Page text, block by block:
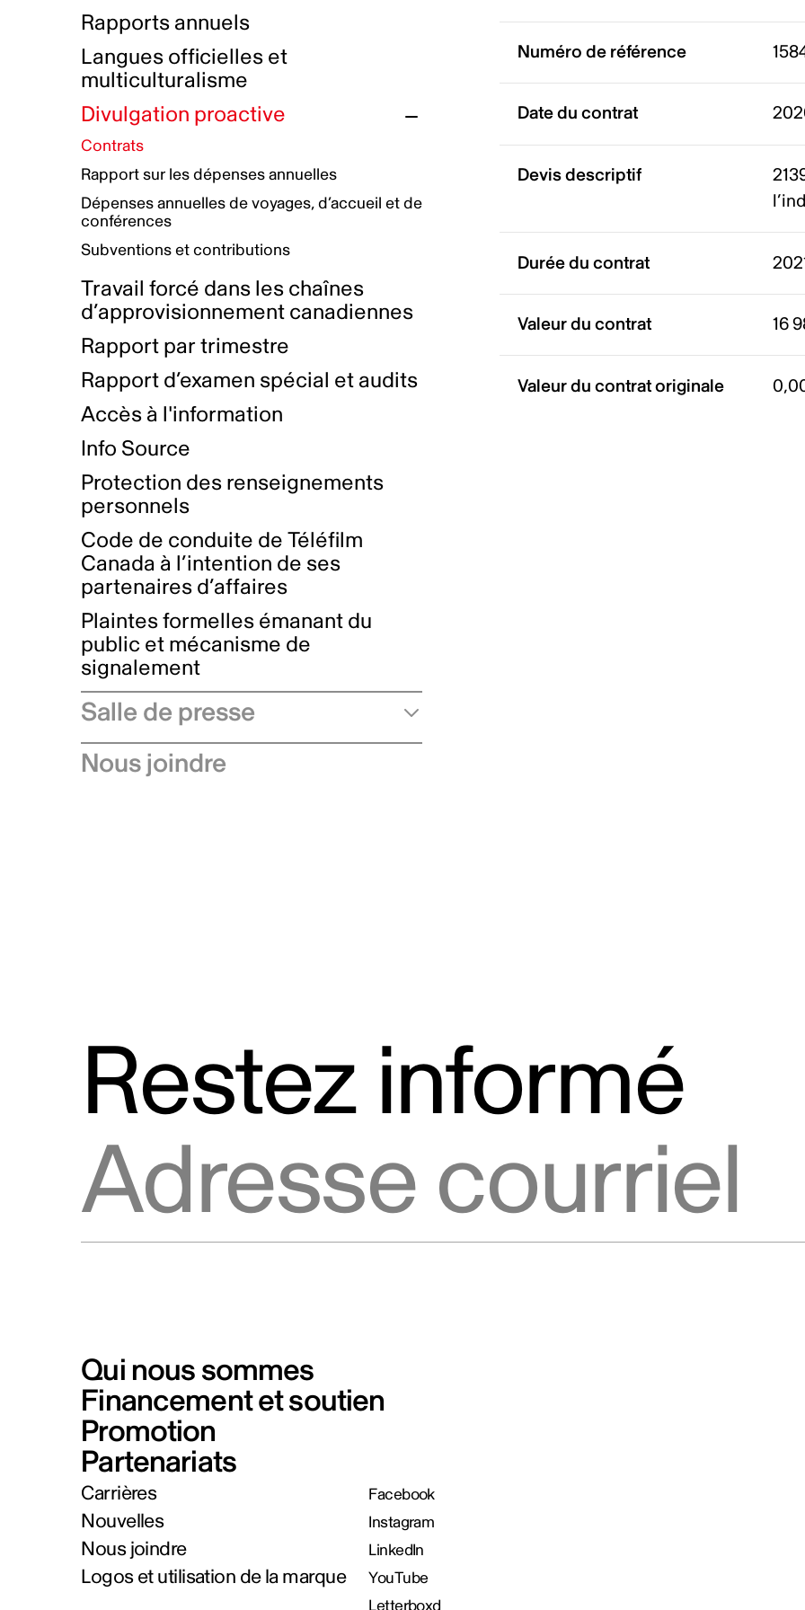
Initiatives autochtones
Plan de réconciliation autochtone
Groupe de travail autochtone
Principes directeurs sur le
harcèlement
Plan d’action pour la parité
Plan d'équité, de diversité,
d'inclusion et d'accessibilité
Boîte à outils pour le récit authentique
Collecte de données et l’auto-identification
Plan d'accessibilité
Rémunération et avantages
Prix et certifications
Nos valeurs d’entreprise
Rapports annuels
Langues officielles et
multiculturalisme
Divulgation proactive
Contrats
Rapport sur les dépenses annuelles
Dépenses annuelles de voyages, d’accueil et de
conférences
Subventions et contributions
Travail forcé dans les chaînes
d’approvisionnement canadiennes
Rapport par trimestre
Rapport d’examen spécial et audits
Accès à l'information
Info Source
Protection des renseignements
personnels
Code de conduite de Téléfilm
Canada à l’intention de ses
partenaires d’affaires
Plaintes formelles émanant du
public et mécanisme de
signalement
Salle de presse
Communiqués de presse
Nous joindre
Numéro de référence
Date du contrat
Devis descriptif
Durée du contrat
Valeur du contrat 16
Valeur du contrat originale
Restez informé
Qui nous sommes
Financement et soutien
Promotion
Partenariats
Carrières
Nouvelles
Nous joindre
Logos et utilisation de la marque
Facebook
Instagram
LinkedIn
YouTube
Letterboxd